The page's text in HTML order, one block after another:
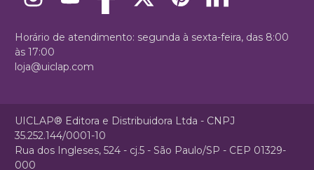
Horário de atendimento: segunda à sexta-feira, das 8:00
às 17:00
loja@uiclap.com
UICLAP® Editora e Distribuidora Ltda - CNPJ
35.252.144/0001-10
Rua dos Ingleses, 524 - cj.5 - São Paulo/SP - CEP 01329-
000